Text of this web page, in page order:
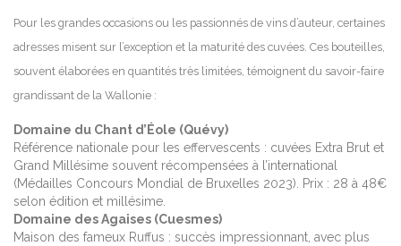
Pour les grandes occasions ou les passionnés de vins d’auteur, certaines
adresses misent sur l’exception et la maturité des cuvées. Ces bouteilles,
souvent élaborées en quantités très limitées, témoignent du savoir-faire
grandissant de la Wallonie :
Domaine du Chant d’Éole (Quévy)
Référence nationale pour les effervescents : cuvées Extra Brut et
Grand Millésime souvent récompensées à l’international
(Médailles Concours Mondial de Bruxelles 2023). Prix : 28 à 48€
selon édition et millésime.
Domaine des Agaises (Cuesmes)
Maison des fameux Ruffus : succès impressionnant, avec plus